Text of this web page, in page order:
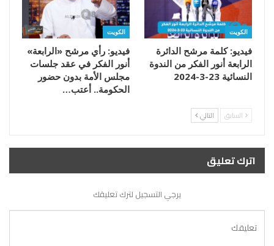
الكويت
فيديو: كلمة مرشح الدائرة
الرابعة أنور الفكر من الندوة
النسائية 23-3-2024
الكويت
فيديو: رأي مرشح «الرابعة»
أنور الفكر في عقد جلسات
مجلس الأمة بدون حضور
الحكومة.. أعتب…
السابق التالي
اترك تعليق
يرجي التسجيل لترك تعليقك